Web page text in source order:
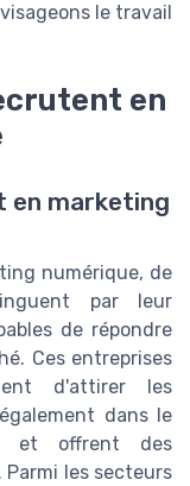
le travail
en
en marketing
numérique, de
par leur
de répondre
Ces entreprises
d'attirer les
dans le
et offrent des
les secteurs